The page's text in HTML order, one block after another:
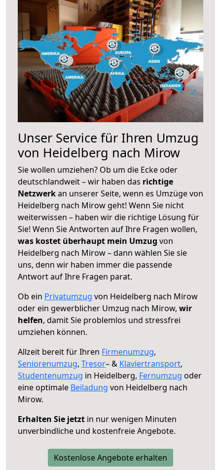
Unser Service für Ihren Umzug
von Heidelberg nach Mirow
Sie wollen umziehen? Ob um die Ecke oder
deutschlandweit – wir haben das richtige
Netzwerkan unserer Seite, wenn es Umzüge von
Heidelberg nach Mirow geht! Wenn Sie nicht
weiterwissen – haben wir die richtige Lösung für
Sie! Wenn Sie Antworten auf Ihre Fragen wollen,
was kostet überhaupt mein Umzug von
Heidelberg nach Mirow – dann wählen Sie sie
uns, denn wir haben immer die passende
Antwort auf Ihre Fragen parat.
Ob ein Privatumzug von Heidelberg nach Mirow
oder ein gewerblicher Umzug nach Mirow, wir
helfen, damit Sie problemlos und stressfrei
umziehen können.
Allzeit bereit für Ihren Firmenumzug,
Seniorenumzug, Tresor– & Klaviertransport,
Studentenumzug in Heidelberg, Fernumzug oder
eine optimale Beiladung von Heidelberg nach
Mirow.
Erhalten Sie jetzt in nur wenigen Minuten
unverbindliche und kostenfreie Angebote.
Kostenlose Angebote erhalten